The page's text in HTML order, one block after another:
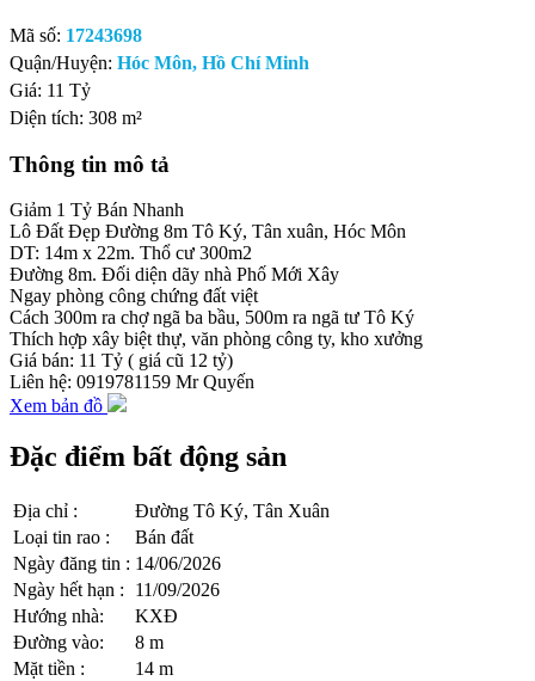
Mã số: 17243698
Quận/Huyện: Hóc Môn, Hồ Chí Minh
Giá: 11 Tỷ
Diện tích: 308 m²
Thông tin mô tả
Giảm 1 Tỷ Bán Nhanh
Lô Đất Đẹp Đường 8m Tô Ký, Tân xuân, Hóc Môn
DT: 14m x 22m. Thổ cư 300m2
Đường 8m. Đối diện dãy nhà Phố Mới Xây
Ngay phòng công chứng đất việt
Cách 300m ra chợ ngã ba bầu, 500m ra ngã tư Tô Ký
Thích hợp xây biệt thự, văn phòng công ty, kho xưởng
Giá bán: 11 Tỷ ( giá cũ 12 tỷ)
Liên hệ: 0919781159 Mr Quyến
Xem bản đồ
Đặc điểm bất động sản
Địa chỉ :
Đường Tô Ký, Tân Xuân
Loại tin rao :
Bán đất
Ngày đăng tin : 14/06/2026
Ngày hết hạn :
11/09/2026
Hướng nhà:
KXĐ
Đường vào:
8 m
Mặt tiền :
14 m